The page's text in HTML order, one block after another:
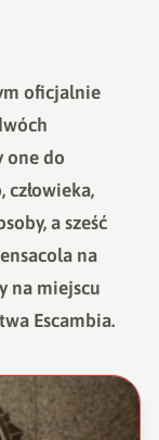
oficjalnie
one do
człowieka,
a sześć
na
na miejscu
Escambia.